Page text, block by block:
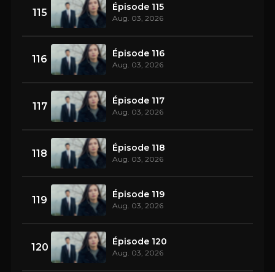
115 Épisode 115
Aug. 03, 2026
116 Épisode 116
Aug. 03, 2026
117 Épisode 117
Aug. 03, 2026
118 Épisode 118
Aug. 03, 2026
119 Épisode 119
Aug. 03, 2026
120 Épisode 120
Aug. 03, 2026